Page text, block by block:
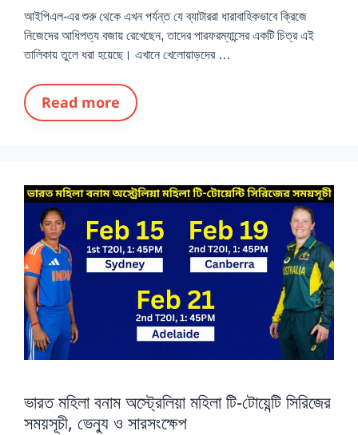
আইপিএল-এর শুরু থেকে এখন পর্যন্ত যে ব্যাটাররা ধারাবাহিকভাবে ক্রিজে
নিজেদের আধিপত্য বজায় রেখেছেন, তাদের পারফরম্যান্সের একটি চিত্র এই
তালিকায় তুলে ধরা হয়েছে। এখানে খেলোয়াড়দের …
Read more
ভারত মহিলা বনাম অস্ট্রেলিয়া মহিলা টি-টোয়েন্টি সিরিজের
সময়সূচী, ভেন্যু ও সারসংক্ষেপ